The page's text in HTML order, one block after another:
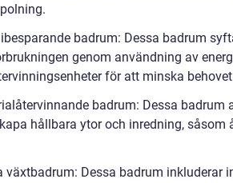
badrum: Dessa badrum
genom användning av
för att minska
badrum: Dessa badrum
hållbara ytor och inredning, såsom
växtbadrum: Dessa badrum inkluderar